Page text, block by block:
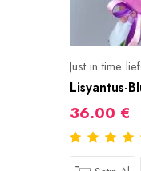
Just in time
Lisyantus-
36.00 €